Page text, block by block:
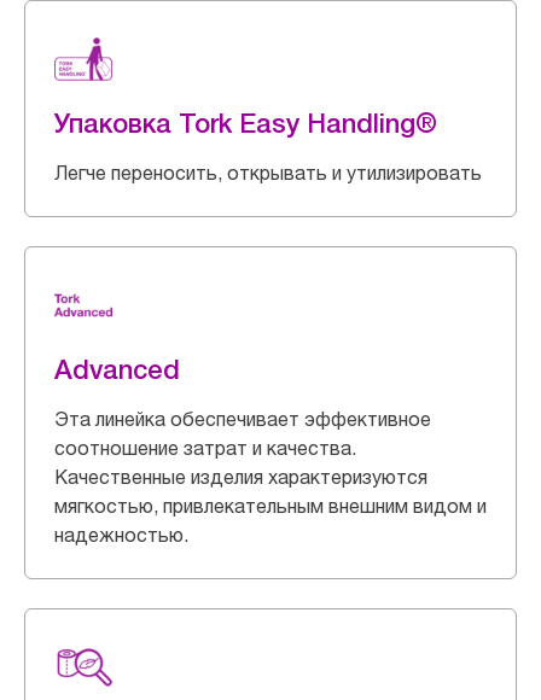
Упаковка Tork Easy Handling®
Легче переносить, открывать и утилизировать
Advanced
Эта линейка обеспечивает эффективное
соотношение затрат и качества.
Качественные изделия характеризуются
мягкостью, привлекательным внешним видом и
надежностью.